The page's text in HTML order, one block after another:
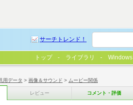
用データ > 画像＆サウンド > ムービー関係
レビュー コメント・評価
サーチトレンド！
トップ ライブラリ Windows